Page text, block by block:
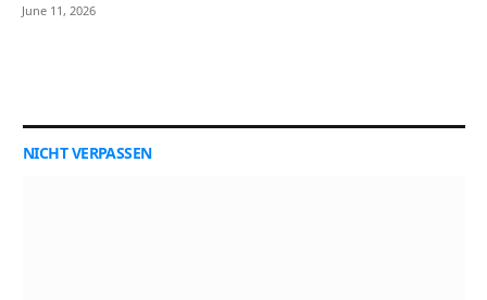
June 11, 2026
NICHT VERPASSEN